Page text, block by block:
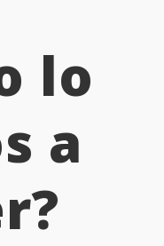
lo
a